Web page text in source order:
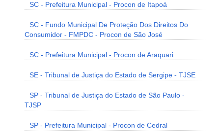
SC - Prefeitura Municipal - Procon de Itapoá
SC - Fundo Municipal De Proteção Dos Direitos Do
Consumidor - FMPDC - Procon de São José
SC - Prefeitura Municipal - Procon de Araquari
SE - Tribunal de Justiça do Estado de Sergipe - TJSE
SP - Tribunal de Justiça do Estado de São Paulo -
TJSP
SP - Prefeitura Municipal - Procon de Cedral